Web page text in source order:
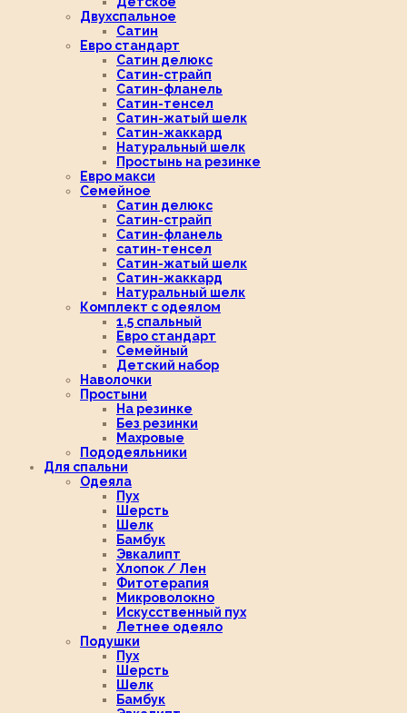
Двухспальное
Сатин
Евро стандарт
Сатин делюкс
Сатин-страйп
Сатин-фланель
Сатин-тенсел
Сатин-жатый шелк
Сатин-жаккард
Натуральный шелк
Простынь на резинке
Евро макси
Семейное
Сатин делюкс
Сатин-страйп
Сатин-фланель
сатин-тенсел
Сатин-жатый шелк
Сатин-жаккард
Натуральный шелк
Комплект с одеялом
1,5 спальный
Евро стандарт
Семейный
Детский набор
Наволочки
Простыни
На резинке
Без резинки
Махровые
Пододеяльники
Для спальни
Одеяла
Пух
Шерсть
Шелк
Бамбук
Эвкалипт
Хлопок / Лен
Фитотерапия
Микроволокно
Искусственный пух
Летнее одеяло
Подушки
Пух
Шерсть
Шелк
Бамбук